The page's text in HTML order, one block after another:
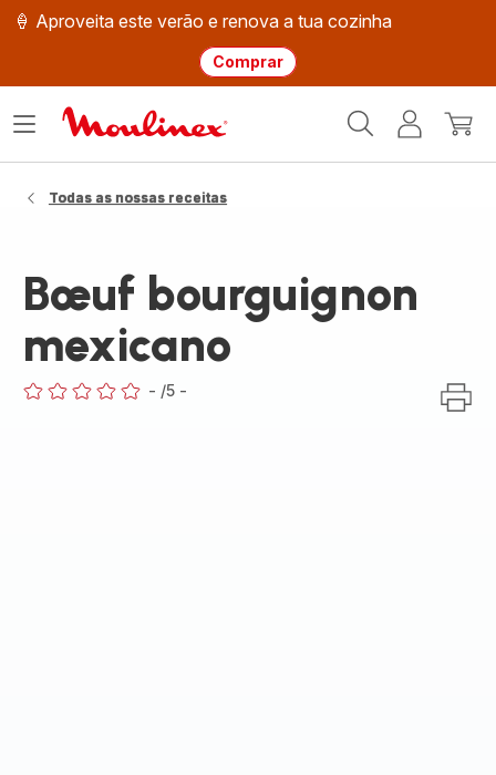
🍦 Aproveita este verão e renova a tua cozinha
Comprar
Moulinex
O
Abrir
Todas as nossas receitas
Bœuf bourguignon
mexicano
- /5 -